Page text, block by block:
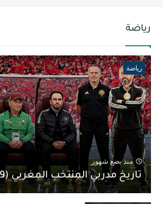
رياضة
رياضة
منذ بضع شهور
تاريخ مدربي المنتخب المغربي (1959-2026)